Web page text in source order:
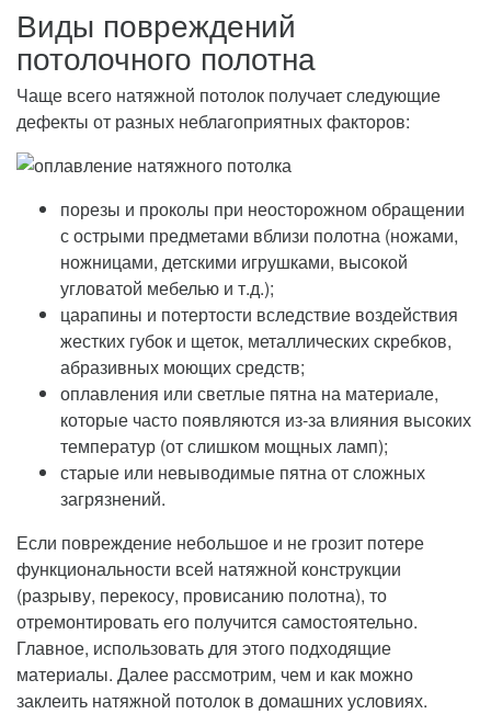
Виды повреждений
потолочного полотна
Чаще всего натяжной потолок получает следующие
дефекты от разных неблагоприятных факторов:
порезы и проколы при неосторожном обращении
с острыми предметами вблизи полотна (ножами,
ножницами, детскими игрушками, высокой
угловатой мебелью и т.д.);
царапины и потертости вследствие воздействия
жестких губок и щеток, металлических скребков,
абразивных моющих средств;
оплавления или светлые пятна на материале,
которые часто появляются из-за влияния высоких
температур (от слишком мощных ламп);
старые или невыводимые пятна от сложных
загрязнений.
Если повреждение небольшое и не грозит потере
функциональности всей натяжной конструкции
(разрыву, перекосу, провисанию полотна), то
отремонтировать его получится самостоятельно.
Главное, использовать для этого подходящие
материалы. Далее рассмотрим, чем и как можно
заклеить натяжной потолок в домашних условиях.